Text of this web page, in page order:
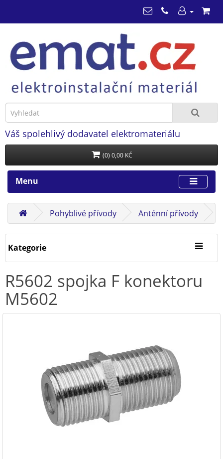
Váš spolehlivý dodavatel elektromateriálu
(0) 0,00 KČ
Menu
Pohyblivé přívody Anténní přívody
Kategorie
R5602 spojka F konektoru
M5602